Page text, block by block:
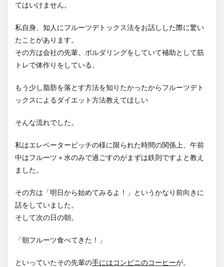
てはいけません。
私自身、知人にフルーツデトックス法をお話しした際に驚い
たことがあります。
その方は会社の先輩。ボルダリングをしていて補助として筋
トレで体作りをしている。
もう少し脂肪を落とす方法を知りたかったからフルーツデト
ックスによるダイエット方法教えてほしい
そんな流れでした。
私はエレベーターピッチの様に限られた時間の関係上、午前
中はフルーツ＋水のみで過ごすのがまずは鉄則ですよと教え
ました。
その方は「明日から始めてみるよ！」というかなり前向きに
話をしていました。
そして次の日の朝。
「朝フルーツ食べてきた！」
といっていたその先輩の手にはコンビニのコーヒーが。